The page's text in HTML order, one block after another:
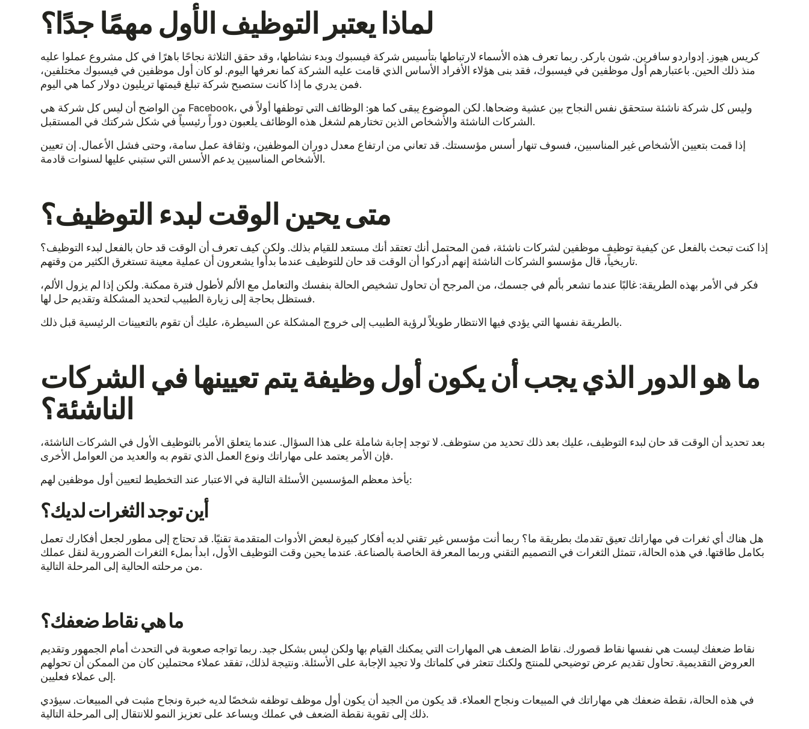
لماذا يعتبر التوظيف الأول مهمًا جدًا؟
كريس هيوز. إدواردو سافرين. شون باركر. ربما تعرف هذه الأسماء لارتباطها بتأسيس شركة فيسبوك وبدء نشاطها، وقد حقق الثلاثة نجاحًا باهرًا في كل مشروع عملوا عليه
منذ ذلك الحين. باعتبارهم أول موظفين في فيسبوك، فقد بنى هؤلاء الأفراد الأساس الذي قامت عليه الشركة كما نعرفها اليوم. لو كان أول موظفين في فيسبوك مختلفين،
فمن يدري ما إذا كانت ستصبح شركة تبلغ قيمتها تريليون دولار كما هي اليوم.
من الواضح أن ليس كل شركة هي Facebook، وليس كل شركة ناشئة ستحقق نفس النجاح بين عشية وضحاها. لكن الموضوع يبقى كما هو: الوظائف التي توظفها أولاً في
الشركات الناشئة والأشخاص الذين تختارهم لشغل هذه الوظائف يلعبون دوراً رئيسياً في شكل شركتك في المستقبل.
إذا قمت بتعيين الأشخاص غير المناسبين، فسوف تنهار أسس مؤسستك. قد تعاني من ارتفاع معدل دوران الموظفين، وثقافة عمل سامة، وحتى فشل الأعمال. إن تعيين
الأشخاص المناسبين يدعم الأسس التي ستبني عليها لسنوات قادمة.
متى يحين الوقت لبدء التوظيف؟
إذا كنت تبحث بالفعل عن كيفية توظيف موظفين لشركات ناشئة، فمن المحتمل أنك تعتقد أنك مستعد للقيام بذلك. ولكن كيف تعرف أن الوقت قد حان بالفعل لبدء التوظيف؟
تاريخياً، قال مؤسسو الشركات الناشئة إنهم أدركوا أن الوقت قد حان للتوظيف عندما بدأوا يشعرون أن عملية معينة تستغرق الكثير من وقتهم.
فكر في الأمر بهذه الطريقة: غالبًا عندما تشعر بألم في جسمك، من المرجح أن تحاول تشخيص الحالة بنفسك والتعامل مع الألم لأطول فترة ممكنة. ولكن إذا لم يزول الألم،
فستظل بحاجة إلى زيارة الطبيب لتحديد المشكلة وتقديم حل لها.
بالطريقة نفسها التي يؤدي فيها الانتظار طويلاً لرؤية الطبيب إلى خروج المشكلة عن السيطرة، عليك أن تقوم بالتعيينات الرئيسية قبل ذلك.
ما هو الدور الذي يجب أن يكون أول وظيفة يتم تعيينها في الشركات
الناشئة؟
بعد تحديد أن الوقت قد حان لبدء التوظيف، عليك بعد ذلك تحديد من ستوظف. لا توجد إجابة شاملة على هذا السؤال. عندما يتعلق الأمر بالتوظيف الأول في الشركات الناشئة،
فإن الأمر يعتمد على مهاراتك ونوع العمل الذي تقوم به والعديد من العوامل الأخرى.
يأخذ معظم المؤسسين الأسئلة التالية في الاعتبار عند التخطيط لتعيين أول موظفين لهم:
أين توجد الثغرات لديك؟
هل هناك أي ثغرات في مهاراتك تعيق تقدمك بطريقة ما؟ ربما أنت مؤسس غير تقني لديه أفكار كبيرة لبعض الأدوات المتقدمة تقنيًا. قد تحتاج إلى مطور لجعل أفكارك تعمل
بكامل طاقتها. في هذه الحالة، تتمثل الثغرات في التصميم التقني وربما المعرفة الخاصة بالصناعة. عندما يحين وقت التوظيف الأول، ابدأ بملء الثغرات الضرورية لنقل عملك
من مرحلته الحالية إلى المرحلة التالية.
ما هي نقاط ضعفك؟
نقاط ضعفك ليست هي نفسها نقاط قصورك. نقاط الضعف هي المهارات التي يمكنك القيام بها ولكن ليس بشكل جيد. ربما تواجه صعوبة في التحدث أمام الجمهور وتقديم
العروض التقديمية. تحاول تقديم عرض توضيحي للمنتج ولكنك تتعثر في كلماتك ولا تجيد الإجابة على الأسئلة. ونتيجة لذلك، تفقد عملاء محتملين كان من الممكن أن تحولهم
إلى عملاء فعليين.
في هذه الحالة، نقطة ضعفك هي مهاراتك في المبيعات ونجاح العملاء. قد يكون من الجيد أن يكون أول موظف توظفه شخصًا لديه خبرة ونجاح مثبت في المبيعات. سيؤدي
ذلك إلى تقوية نقطة الضعف في عملك ويساعد على تعزيز النمو للانتقال إلى المرحلة التالية.